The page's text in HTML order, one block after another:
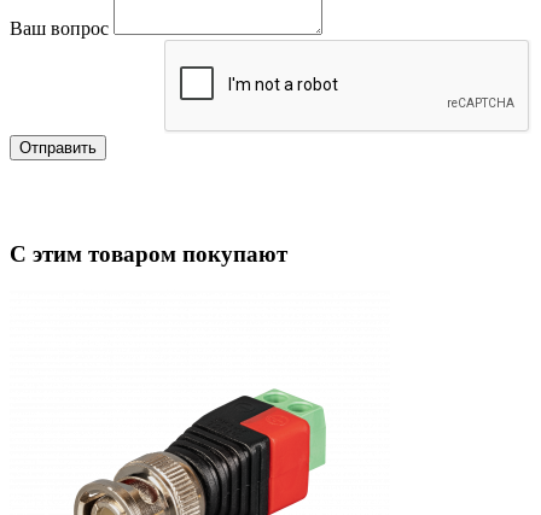
Ваш вопрос
Отправить
С этим товаром покупают